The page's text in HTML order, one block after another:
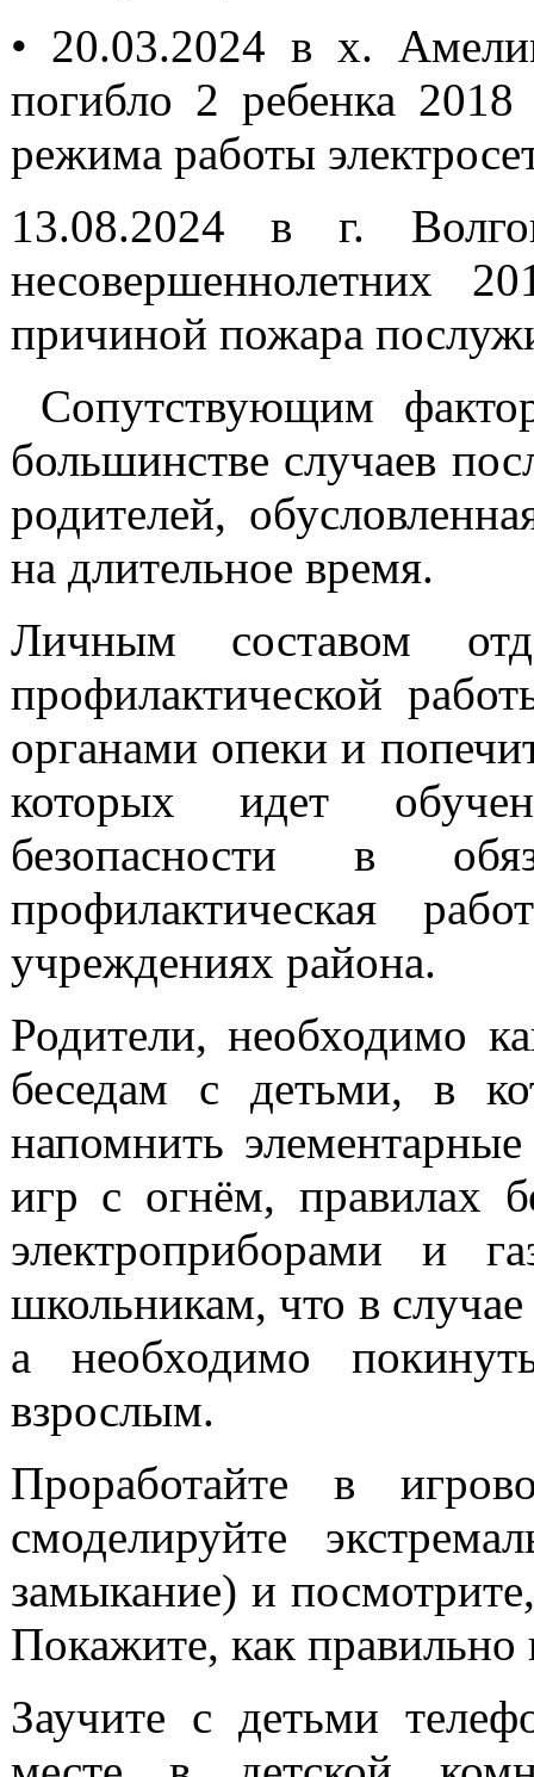
• 20.03.2024 в х.
погибло 2 ребенка 2018
режима работы
13.08.2024 в г.
несовершеннолетних
причиной пожара
Сопутствующим
большинстве случаев
родителей,
на длительное время.
Личным составом
профилактической
органами опеки и
которых идет
безопасности в
профилактическая
учреждениях района.
Родители, необходимо
беседам с детьми, в
напомнить
игр с огнём, правилах
электроприборами и
школьникам, что в случае
а необходимо
взрослым.
Проработайте в
смоделируйте
замыкание) и
Покажите, как
Заучите с детьми